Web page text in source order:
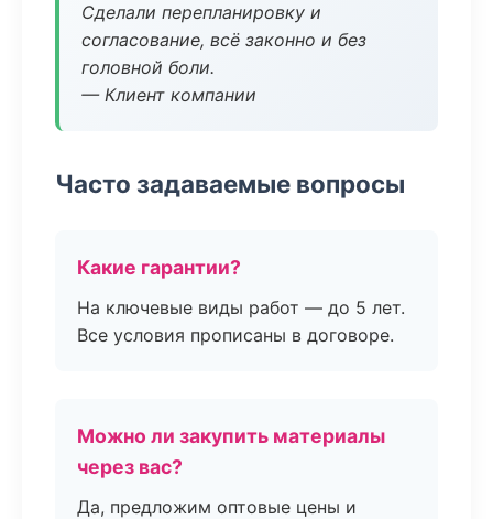
Сделали перепланировку и
согласование, всё законно и без
головной боли.
— Клиент компании
Часто задаваемые вопросы
Какие гарантии?
На ключевые виды работ — до 5 лет.
Все условия прописаны в договоре.
Можно ли закупить материалы
через вас?
Да, предложим оптовые цены и